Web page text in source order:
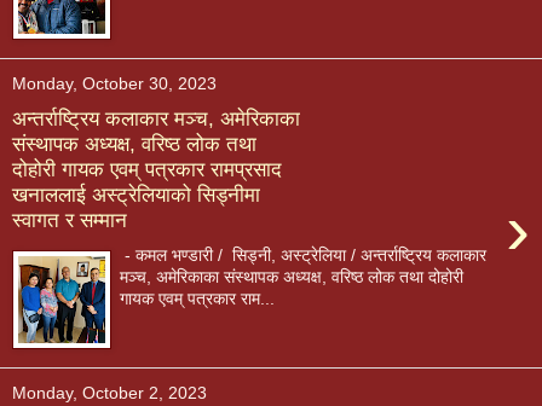
Monday, October 30, 2023
अन्तर्राष्ट्रिय कलाकार मञ्च, अमेरिकाका
संस्थापक अध्यक्ष, वरिष्ठ लोक तथा
दोहोरी गायक एवम् पत्रकार रामप्रसाद
खनाललाई अस्ट्रेलियाको सिड्नीमा
स्वागत र सम्मान
›
- कमल भण्डारी / सिड्नी, अस्ट्रेलिया / अन्तर्राष्ट्रिय कलाकार
मञ्च, अमेरिकाका संस्थापक अध्यक्ष, वरिष्ठ लोक तथा दोहोरी
गायक एवम् पत्रकार राम...
Monday, October 2, 2023